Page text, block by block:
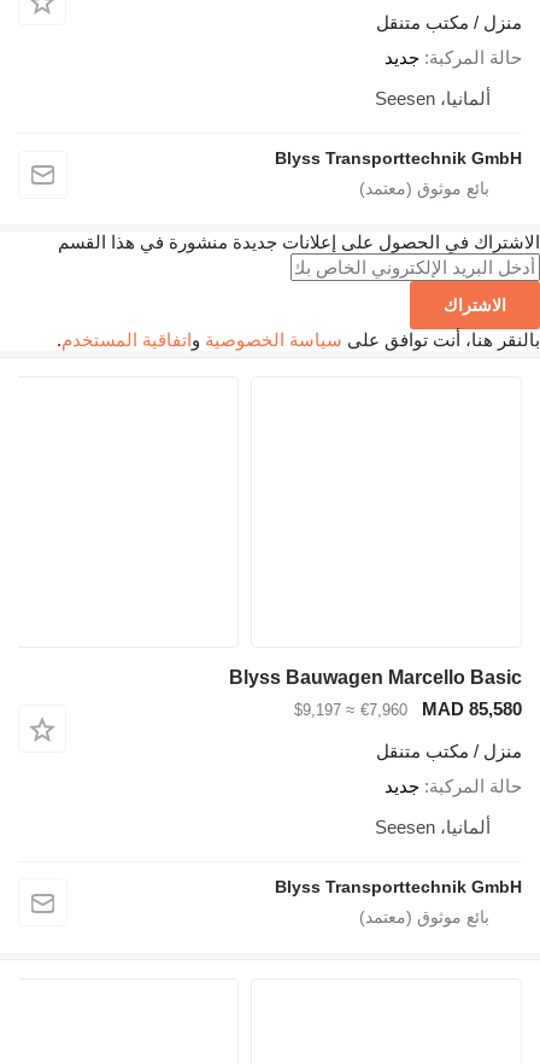
منزل / مكتب متنقل
حالة المركبة جديد
ألمانيا، Seesen
Blyss Transporttechnik GmbH
الاشتراك في الحصول على إعلانات جديدة منشورة في هذا القسم
الاشتراك
بالنقر هنا، أنت توافق على سياسة الخصوصية واتفاقية المستخدم.
Blyss Bauwagen Marcello Basic
MAD 85,580
€7,960
≈ $9,197
منزل / مكتب متنقل
حالة المركبة جديد
ألمانيا، Seesen
Blyss Transporttechnik GmbH